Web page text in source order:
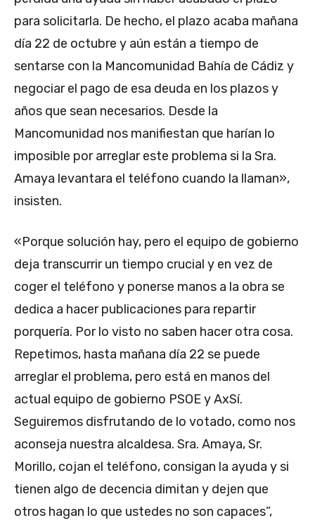
para solicitarla. De hecho, el plazo acaba mañana
día 22 de octubre y aún están a tiempo de
sentarse con la Mancomunidad Bahía de Cádiz y
negociar el pago de esa deuda en los plazos y
años que sean necesarios. Desde la
Mancomunidad nos manifiestan que harían lo
imposible por arreglar este problema si la Sra.
Amaya levantara el teléfono cuando la llaman»,
insisten.
«Porque solución hay, pero el equipo de gobierno
deja transcurrir un tiempo crucial y en vez de
coger el teléfono y ponerse manos a la obra se
dedica a hacer publicaciones para repartir
porquería. Por lo visto no saben hacer otra cosa.
Repetimos, hasta mañana día 22 se puede
arreglar el problema, pero está en manos del
actual equipo de gobierno PSOE y AxSí.
Seguiremos disfrutando de lo votado, como nos
aconseja nuestra alcaldesa. Sra. Amaya, Sr.
Morillo, cojan el teléfono, consigan la ayuda y si
tienen algo de decencia dimitan y dejen que
otros hagan lo que ustedes no son capaces”,